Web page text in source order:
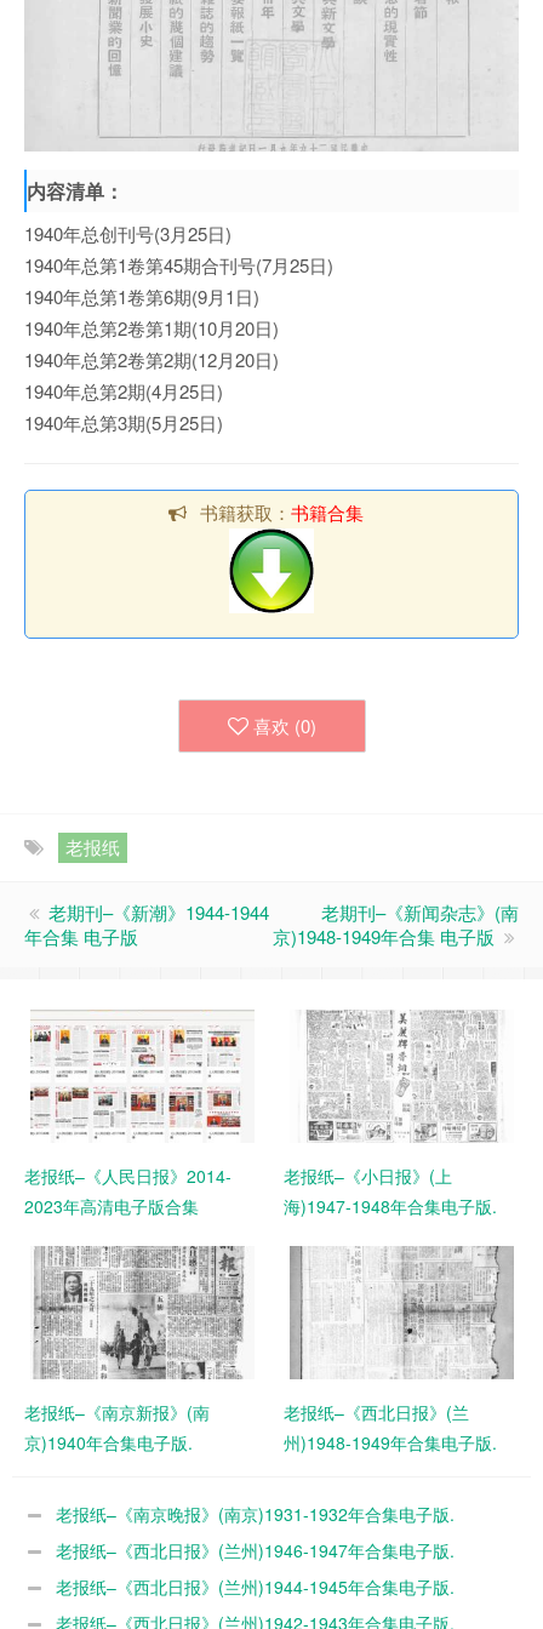
内容清单：
1940年总创刊号(3月25日)
1940年总第1卷第45期合刊号(7月25日)
1940年总第1卷第6期(9月1日)
1940年总第2卷第1期(10月20日)
1940年总第2卷第2期(12月20日)
1940年总第2期(4月25日)
1940年总第3期(5月25日)
书籍获取： 书籍合集
喜欢 (0)
老报纸
老期刊–《新潮》1944-1944
年合集 电子版
老期刊–《新闻杂志》(南
京)1948-1949年合集 电子版
老报纸–《人民日报》2014-
2023年高清电子版合集
老报纸–《小日报》(上
海)1947-1948年合集电子版.
老报纸–《南京新报》(南
京)1940年合集电子版.
老报纸–《西北日报》(兰
州)1948-1949年合集电子版.
老报纸–《南京晚报》(南京)1931-1932年合集电子版.
老报纸–《西北日报》(兰州)1946-1947年合集电子版.
老报纸–《西北日报》(兰州)1944-1945年合集电子版.
老报纸–《西北日报》(兰州)1942-1943年合集电子版.